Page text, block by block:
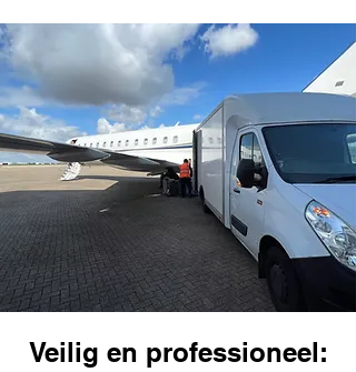
Veilig en professioneel: